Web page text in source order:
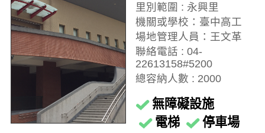
里別範圍 : 永興里
機關或學校：臺中高工
場地管理人員：王文革
聯絡電話 : 04-
22613158#5200
總容納人數 : 2000
無障礙設施
電梯
停車場